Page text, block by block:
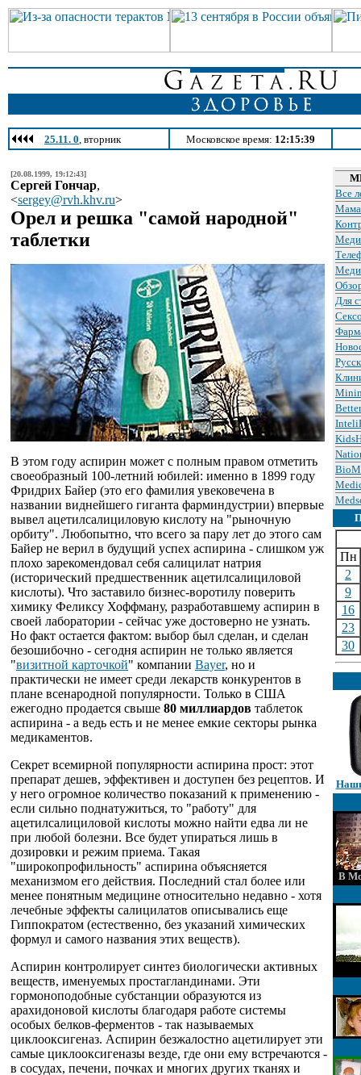
25.11. 0, вторник Московское время: 12:15:39
[20.08.1999, 19:12:43]
Сергей Гончар,
<sergey@rvh.khv.ru>
Орел и решка "самой народной"
таблетки
В этом году аспирин может с полным правом отметить
своеобразный 100-летний юбилей: именно в 1899 году
Фридрих Байер (это его фамилия увековечена в
названии виднейшего гиганта фарминдустрии) впервые
вывел ацетилсалициловую кислоту на "рыночную
орбиту". Любопытно, что всего за пару лет до этого сам
Байер не верил в будущий успех аспирина - слишком уж
плохо зарекомендовал себя салицилат натрия
(исторический предшественник ацетилсалициловой
кислоты). Что заставило бизнес-воротилу поверить
химику Феликсу Хоффману, разработавшему аспирин в
своей лаборатории - сейчас уже достоверно не узнать.
Но факт остается фактом: выбор был сделан, и сделан
безошибочно - сегодня аспирин не только является
"визитной карточкой" компании Bayer, но и
практически не имеет среди лекарств конкурентов в
плане всенародной популярности. Только в США
ежегодно продается свыше 80 миллиардов таблеток
аспирина - а ведь есть и не менее емкие секторы рынка
медикаментов.
Секрет всемирной популярности аспирина прост: этот
препарат дешев, эффективен и доступен без рецептов. И
у него огромное количество показаний к применению -
если сильно поднатужиться, то "работу" для
ацетилсалициловой кислоты можно найти едва ли не
при любой болезни. Все будет упираться лишь в
дозировки и режим приема. Такая
"широкопрофильность" аспирина объясняется
механизмом его действия. Последний стал более или
менее понятным медицине относительно недавно - хотя
лечебные эффекты салицилатов описывались еще
Гиппократом (естественно, без указаний химических
формул и самого названия этих веществ).
Аспирин контролирует синтез биологически активных
веществ, именуемых простагландинами. Эти
гормоноподобные субстанции образуются из
арахидоновой кислоты благодаря работе системы
особых белков-ферментов - так называемых
циклооксигеназ. Аспирин безжалостно ацетилирует эти
самые циклооксигеназы везде, где они ему встречаются -
в сосудах, печени, почках и многих других тканях и
Все
Для
Пн
2
9
16
23
30
В